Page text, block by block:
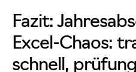
Fazit:
Excel-Chaos:
schnell,